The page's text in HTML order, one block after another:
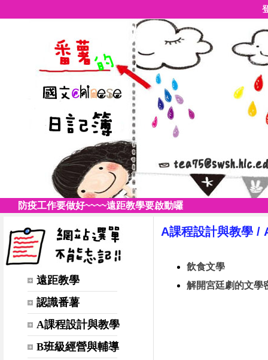
防疫工作要做好~~~~遠距教學要啟動囉
遠距教學
認識番薯
A課程設計與教學
B班級經營與輔導
A課程設計與教學 /
飲食文學
解開宮廷劇的文學